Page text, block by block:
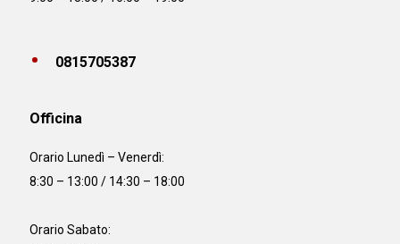
0815705387
Officina
Orario Lunedì – Venerdì:
8:30 – 13:00 / 14:30 – 18:00
Orario Sabato: